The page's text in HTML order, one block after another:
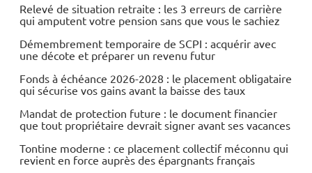
Relevé de situation retraite : les 3 erreurs de carrière
qui amputent votre pension sans que vous le sachiez
Démembrement temporaire de SCPI : acquérir avec
une décote et préparer un revenu futur
Fonds à échéance 2026-2028 : le placement obligataire
qui sécurise vos gains avant la baisse des taux
Mandat de protection future : le document financier
que tout propriétaire devrait signer avant ses vacances
Tontine moderne : ce placement collectif méconnu qui
revient en force auprès des épargnants français